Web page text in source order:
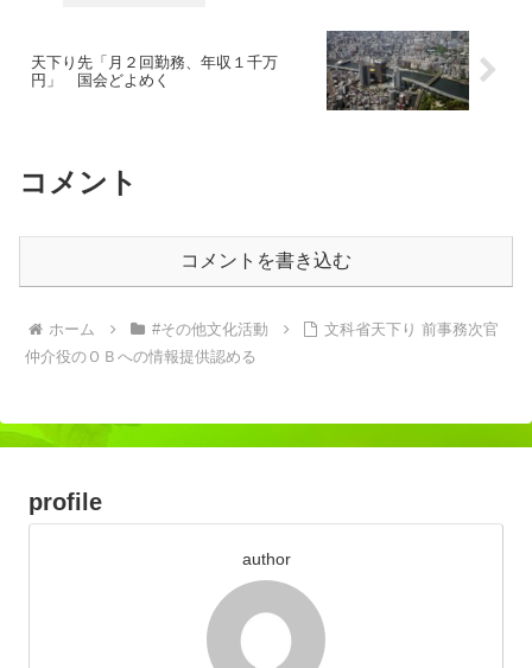
天下り先「月２回勤務、年収１千万
円」 国会どよめく
コメント
コメントを書き込む
ホーム #その他文化活動
文科省天下り 前事務次官
仲介役のＯＢへの情報提供認める
profile
author